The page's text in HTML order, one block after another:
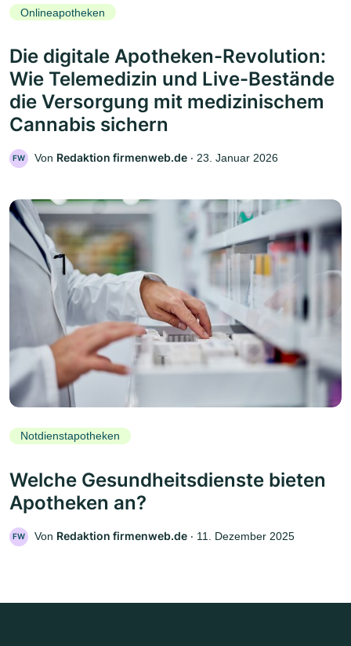
Onlineapotheken
Die digitale Apotheken-Revolution:
Wie Telemedizin und Live-Bestände
die Versorgung mit medizinischem
Cannabis sichern
FW Von Redaktion firmenweb.de ‧ 23. Januar 2026
Notdienstapotheken
Welche Gesundheitsdienste bieten
Apotheken an?
FW Von Redaktion firmenweb.de ‧ 11. Dezember 2025